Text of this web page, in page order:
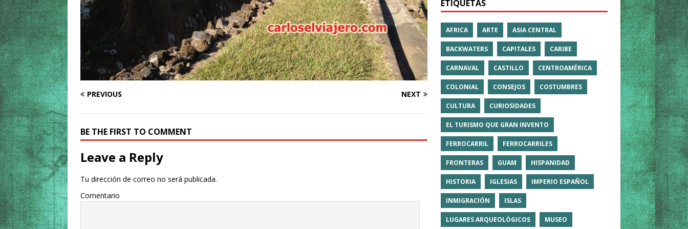
PREVIOUS NEXT
BE THE FIRST TO COMMENT
Leave a Reply
Tu dirección de correo no será publicada.
Comentario
ETIQUETAS
AFRICA ARTE ASIA CENTRAL
BACKWATERS CAPITALES CARIBE
CARNAVAL CASTILLO CENTROAMÉRICA
COLONIAL CONSEJOS COSTUMBRES
CULTURA CURIOSIDADES
EL TURISMO QUE GRAN INVENTO
FERROCARRIL FERROCARRILES
FRONTERAS GUAM HISPANIDAD
HISTORIA IGLESIAS IMPERIO ESPAÑOL
INMIGRACIÓN ISLAS
LUGARES ARQUEOLÓGICOS MUSEO